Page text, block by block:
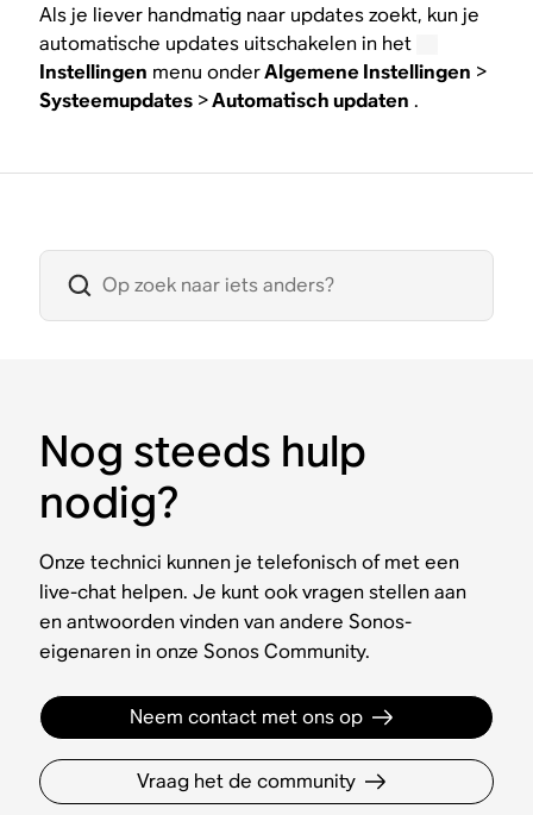
Als je liever handmatig naar updates zoekt, kun je
automatische updates uitschakelen in het
Instellingen menu onderAlgemene Instellingen >
Systeemupdates >Automatisch updaten .
Nog steeds hulp
nodig?
Onze technici kunnen je telefonisch of met een
live-chat helpen. Je kunt ook vragen stellen aan
en antwoorden vinden van andere Sonos-
eigenaren in onze Sonos Community.
Neem contact met ons op
Vraag het de community